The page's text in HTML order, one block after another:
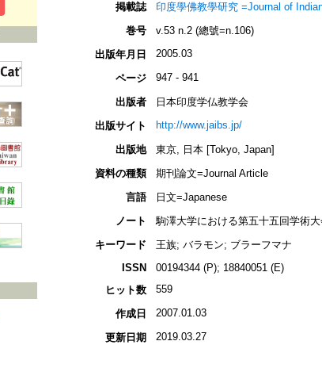
掲載誌
印度學佛教學研究 =Journal of
巻号
v.53 n.2 (總號=n.106)
出版年月日
2005.03
ページ 947 - 941
出版者
日本印度学仏教学会
出版サイト
http://www.jaibs.jp/
出版地
東京, 日本 [Tokyo, Japan]
資料の種類
期刊論文=Journal Article
言語
日文=Japanese
ノート
駒澤大学における第五十五回学術大
キーワード
王族; バラモン; ブラーフマナ
ISSN
00194344 (P); 18840051 (E)
ヒット数
559
作成日 2007.01.03
更新日期 2019.03.27